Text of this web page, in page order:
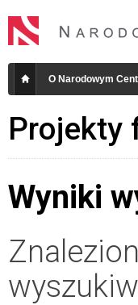
O Narodowym
Projekty
Wyniki